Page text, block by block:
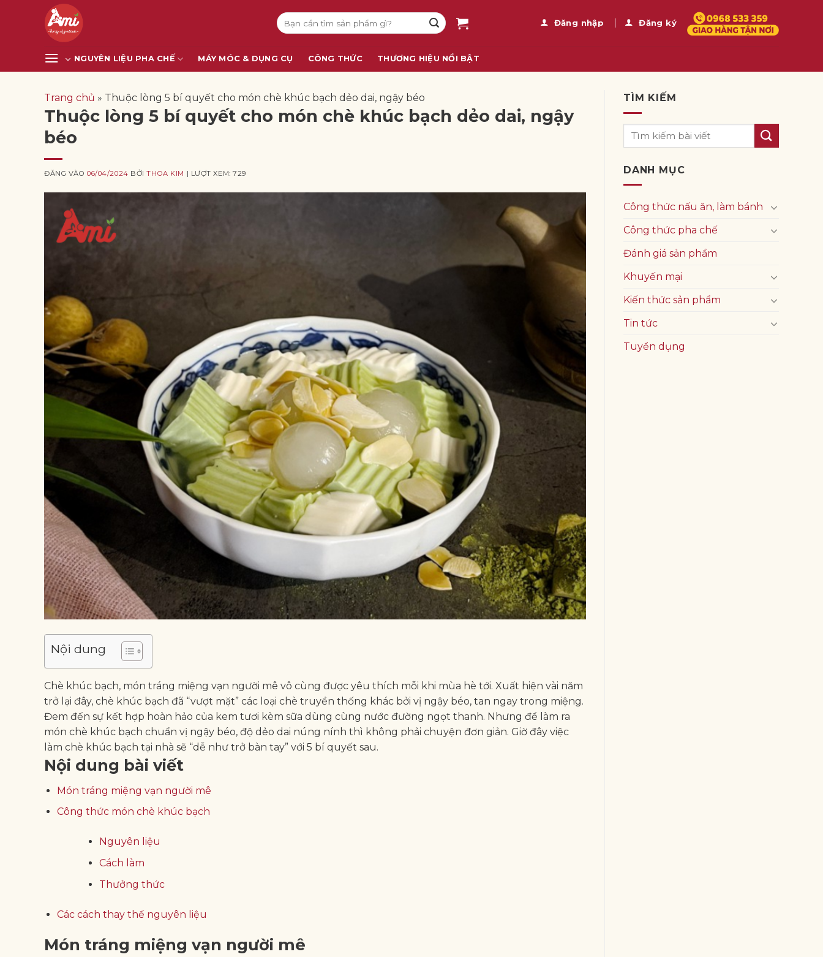
Tìm
kiếm:
Đăng nhập Đăng ký
NGUYÊN LIỆU PHA CHẾ MÁY MÓC & DỤNG CỤ CÔNG THỨC THƯƠNG HIỆU NỔI BẬT
Trang chủ » Thuộc lòng 5 bí quyết cho món chè khúc bạch dẻo dai, ngậy béo
Thuộc lòng 5 bí quyết cho món chè khúc bạch dẻo dai, ngậy
béo
ĐĂNG VÀO06/04/2024 BỞITHOA KIM | LƯỢT XEM: 729
Nội dung
Chè khúc bạch, món tráng miệng vạn người mê vô cùng được yêu thích mỗi khi mùa hè tới. Xuất hiện vài năm
trở lại đây, chè khúc bạch đã “vượt mặt” các loại chè truyền thống khác bởi vị ngậy béo, tan ngay trong miệng.
Đem đến sự kết hợp hoàn hảo của kem tươi kèm sữa dùng cùng nước đường ngọt thanh. Nhưng để làm ra
món chè khúc bạch chuẩn vị ngậy béo, độ dẻo dai núng nính thì không phải chuyện đơn giản. Giờ đây việc
làm chè khúc bạch tại nhà sẽ “dễ như trở bàn tay” với 5 bí quyết sau.
Nội dung bài viết
Món tráng miệng vạn người mê
Công thức món chè khúc bạch
Nguyên liệu
Cách làm
Thưởng thức
Các cách thay thế nguyên liệu
Món tráng miệng vạn người mê
TÌM KIẾM
DANH MỤC
Công thức nấu ăn, làm bánh
Công thức pha chế
Đánh giá sản phẩm
Khuyến mại
Kiến thức sản phẩm
Tin tức
Tuyển dụng